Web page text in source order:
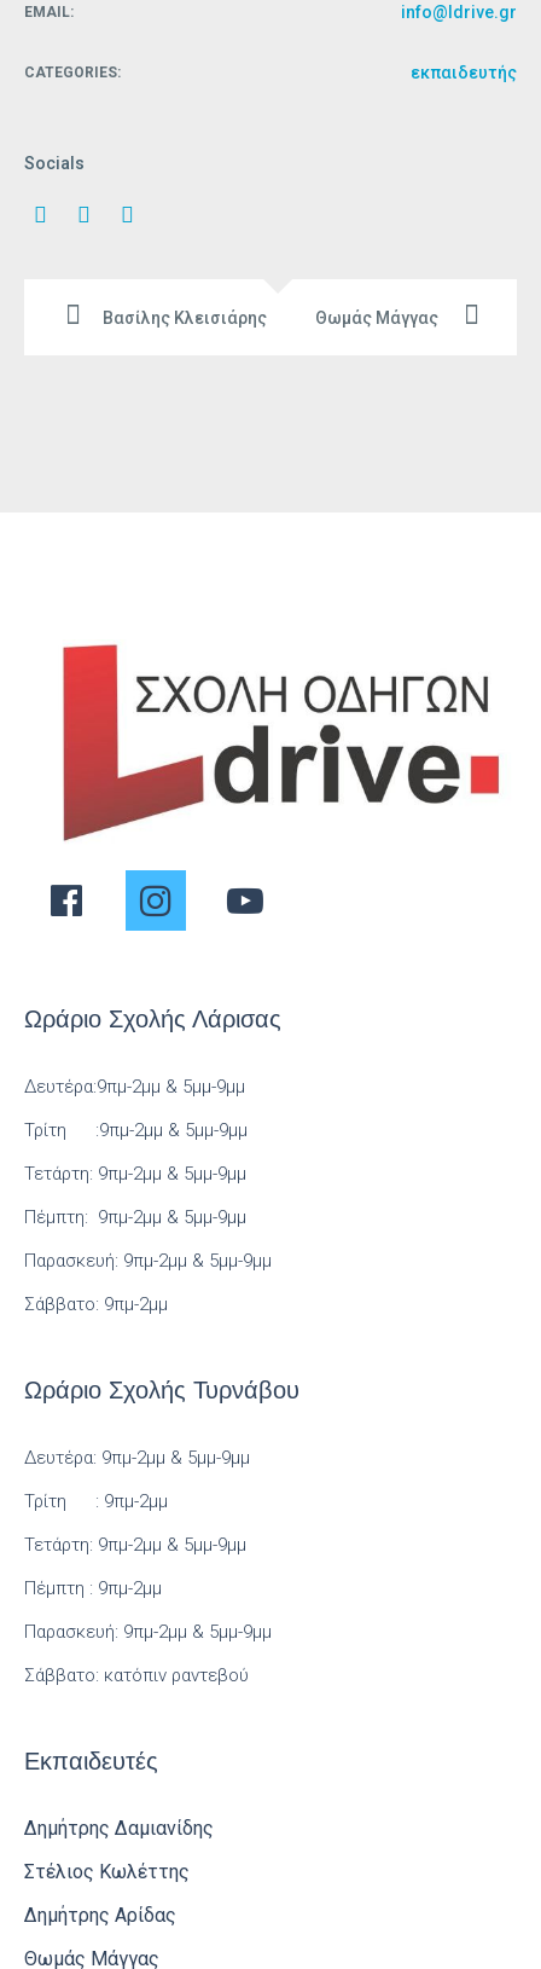
EMAIL: info@ldrive.gr
CATEGORIES: εκπαιδευτής
Socials
Βασίλης Κλεισιάρης Θωμάς Μάγγας
Ωράριο Σχολής Λάρισας
Δευτέρα:9πμ-2μμ & 5μμ-9μμ
Τρίτη :9πμ-2μμ & 5μμ-9μμ
Τετάρτη: 9πμ-2μμ & 5μμ-9μμ
Πέμπτη: 9πμ-2μμ & 5μμ-9μμ
Παρασκευή: 9πμ-2μμ & 5μμ-9μμ
Σάββατο: 9πμ-2μμ
Ωράριο Σχολής Τυρνάβου
Δευτέρα: 9πμ-2μμ & 5μμ-9μμ
Τρίτη : 9πμ-2μμ
Τετάρτη: 9πμ-2μμ & 5μμ-9μμ
Πέμπτη : 9πμ-2μμ
Παρασκευή: 9πμ-2μμ & 5μμ-9μμ
Σάββατο: κατόπιν ραντεβού
Εκπαιδευτές
Δημήτρης Δαμιανίδης
Στέλιος Κωλέττης
Δημήτρης Αρίδας
Θωμάς Μάγγας